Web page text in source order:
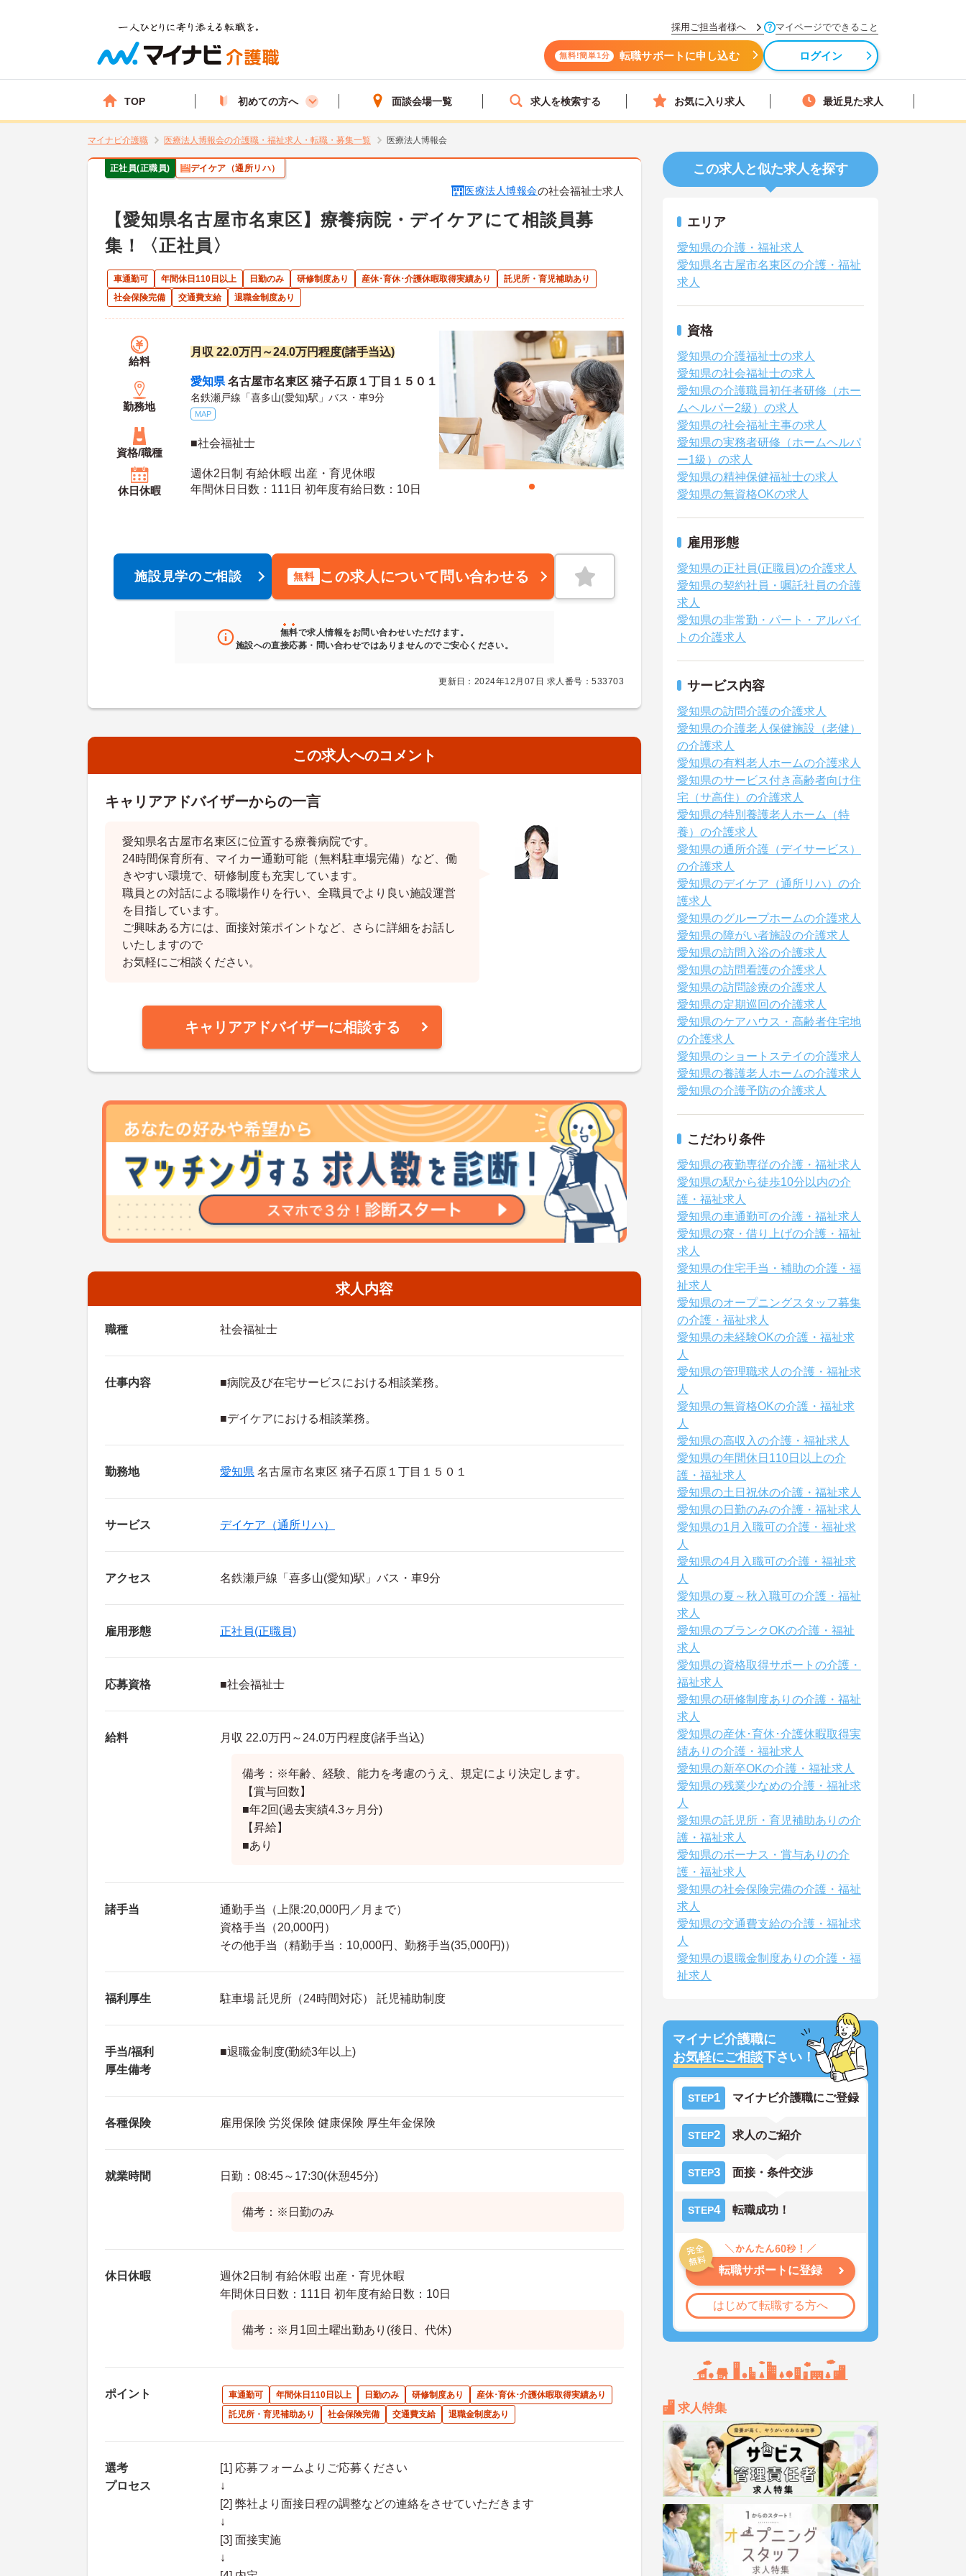
採用ご担当者様へ マイページでできること
無料!簡単1分 転職サポートに申し込む ログイン
TOP 初めての方へ 面談会場一覧 求人を検索する お気に入り求人 最近見た求人
マイナビ介護職 医療法人博報会の介護職・福祉求人・転職・募集一覧 医療法人博報会
正社員(正職員) デイケア（通所リハ）
医療法人博報会の社会福祉士求人
【愛知県名古屋市名東区】療養病院・デイケアにて相談員募
集！〈正社員〉
車通勤可 年間休日110日以上 日勤のみ 研修制度あり 産休･育休･介護休暇取得実績あり
託児所・育児補助あり
社会保険完備
交通費支給 退職金制度あり
給料
月収 22.0万円～24.0万円程度(諸手当込)
勤務地
愛知県 名古屋市名東区 猪子石原１丁目１５０１
名鉄瀬戸線「喜多山(愛知)駅」バス・車9分
MAP
資格/職種
■社会福祉士
休日休暇
週休2日制 有給休暇 出産・育児休暇
年間休日日数：111日 初年度有給日数：10日
施設見学のご相談 無料 この求人について問い合わせる
無料で求人情報をお問い合わせいただけます。
施設への直接応募・問い合わせではありませんのでご安心ください。
更新日：2024年12月07日 求人番号：533703
この求人へのコメント
キャリアアドバイザーからの一言
愛知県名古屋市名東区に位置する療養病院です。
24時間保育所有、マイカー通勤可能（無料駐車場完備）など、働
きやすい環境で、研修制度も充実しています。
職員との対話による職場作りを行い、全職員でより良い施設運営
を目指しています。
ご興味ある方には、面接対策ポイントなど、さらに詳細をお話し
いたしますので
お気軽にご相談ください。
キャリアアドバイザーに相談する
求人内容
職種 社会福祉士
仕事内容 ■病院及び在宅サービスにおける相談業務。
■デイケアにおける相談業務。
勤務地 愛知県 名古屋市名東区 猪子石原１丁目１５０１
サービス デイケア（通所リハ）
アクセス 名鉄瀬戸線「喜多山(愛知)駅」バス・車9分
雇用形態 正社員(正職員)
応募資格 ■社会福祉士
給料 月収 22.0万円～24.0万円程度(諸手当込)
備考：※年齢、経験、能力を考慮のうえ、規定により決定します。
【賞与回数】
■年2回(過去実績4.3ヶ月分)
【昇給】
■あり
諸手当
通勤手当（上限:20,000円／月まで）
資格手当（20,000円）
その他手当（精勤手当：10,000円、勤務手当(35,000円)）
福利厚生 駐車場 託児所（24時間対応） 託児補助制度
手当/福利
厚生備考
■退職金制度(勤続3年以上)
各種保険 雇用保険 労災保険 健康保険 厚生年金保険
就業時間 日勤：08:45～17:30(休憩45分)
備考：※日勤のみ
休日休暇
週休2日制 有給休暇 出産・育児休暇
年間休日日数：111日 初年度有給日数：10日
備考：※月1回土曜出勤あり(後日、代休)
ポイント 車通勤可 年間休日110日以上 日勤のみ 研修制度あり
産休･育休･介護休暇取得実績あり
託児所・育児補助あり
社会保険完備 交通費支給 退職金制度あり
選考
プロセス
[1] 応募フォームよりご応募ください
↓
[2] 弊社より面接日程の調整などの連絡をさせていただきます
↓
[3] 面接実施
↓
この求人と似た求人を探す
エリア
愛知県の介護・福祉求人
愛知県名古屋市名東区の介護・福祉
求人
資格
愛知県の介護福祉士の求人
愛知県の社会福祉士の求人
愛知県の介護職員初任者研修（ホー
ムヘルパー2級）の求人
愛知県の社会福祉主事の求人
愛知県の実務者研修（ホームヘルパ
ー1級）の求人
愛知県の精神保健福祉士の求人
愛知県の無資格OKの求人
雇用形態
愛知県の正社員(正職員)の介護求人
愛知県の契約社員・嘱託社員の介護
求人
愛知県の非常勤・パート・アルバイ
トの介護求人
サービス内容
愛知県の訪問介護の介護求人
愛知県の介護老人保健施設（老健）
の介護求人
愛知県の有料老人ホームの介護求人
愛知県のサービス付き高齢者向け住
宅（サ高住）の介護求人
愛知県の特別養護老人ホーム（特
養）の介護求人
愛知県の通所介護（デイサービス）
の介護求人
愛知県のデイケア（通所リハ）の介
護求人
愛知県のグループホームの介護求人
愛知県の障がい者施設の介護求人
愛知県の訪問入浴の介護求人
愛知県の訪問看護の介護求人
愛知県の訪問診療の介護求人
愛知県の定期巡回の介護求人
愛知県のケアハウス・高齢者住宅地
の介護求人
愛知県のショートステイの介護求人
愛知県の養護老人ホームの介護求人
愛知県の介護予防の介護求人
こだわり条件
愛知県の夜勤専従の介護・福祉求人
愛知県の駅から徒歩10分以内の介
護・福祉求人
愛知県の車通勤可の介護・福祉求人
愛知県の寮・借り上げの介護・福祉
求人
愛知県の住宅手当・補助の介護・福
祉求人
愛知県のオープニングスタッフ募集
の介護・福祉求人
愛知県の未経験OKの介護・福祉求
人
愛知県の管理職求人の介護・福祉求
人
愛知県の無資格OKの介護・福祉求
人
愛知県の高収入の介護・福祉求人
愛知県の年間休日110日以上の介
護・福祉求人
愛知県の土日祝休の介護・福祉求人
愛知県の日勤のみの介護・福祉求人
愛知県の1月入職可の介護・福祉求
人
愛知県の4月入職可の介護・福祉求
人
愛知県の夏～秋入職可の介護・福祉
求人
愛知県のブランクOKの介護・福祉
求人
愛知県の資格取得サポートの介護・
福祉求人
愛知県の研修制度ありの介護・福祉
求人
愛知県の産休･育休･介護休暇取得実
績ありの介護・福祉求人
愛知県の新卒OKの介護・福祉求人
愛知県の残業少なめの介護・福祉求
人
愛知県の託児所・育児補助ありの介
護・福祉求人
愛知県のボーナス・賞与ありの介
護・福祉求人
愛知県の社会保険完備の介護・福祉
求人
愛知県の交通費支給の介護・福祉求
人
愛知県の退職金制度ありの介護・福
祉求人
マイナビ介護職に
お気軽にご相談下さい！
STEP1 マイナビ介護職にご登録
STEP2 求人のご紹介
STEP3 面接・条件交渉
STEP4 転職成功！
転職サポートに登録
はじめて転職する方へ
求人特集